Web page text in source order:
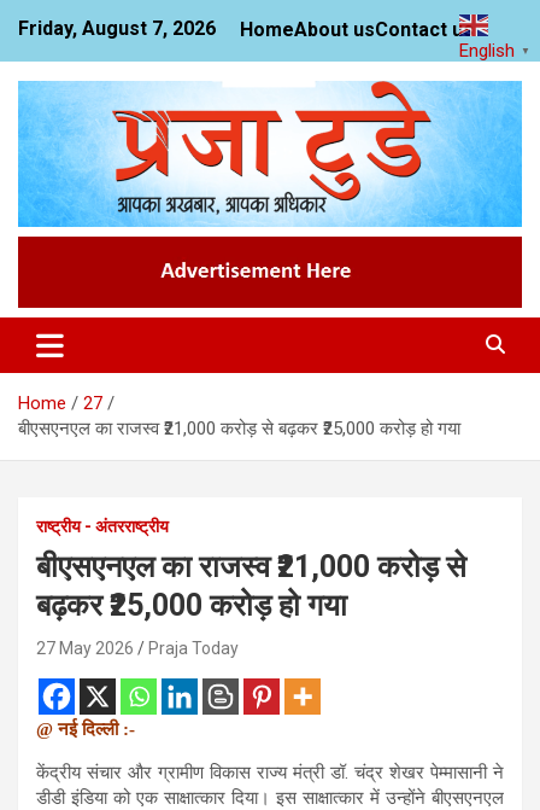
content
Friday, August 7, 2026 HomeAbout usContact us
Praja Today
News Website
Home
27
बीएसएनएल का राजस्व ₹21,000 करोड़ से बढ़कर ₹25,000 करोड़ हो गया
राष्ट्रीय - अंतरराष्ट्रीय
बीएसएनएल का राजस्व ₹21,000 करोड़ से
बढ़कर ₹25,000 करोड़ हो गया
27 May 2026 Praja Today
@ नई दिल्ली :-
केंद्रीय संचार और ग्रामीण विकास राज्य मंत्री डॉ. चंद्र शेखर पेम्मासानी ने
डीडी इंडिया को एक साक्षात्कार दिया। इस साक्षात्कार में उन्होंने बीएसएनएल
English ▼